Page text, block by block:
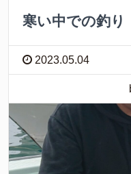
寒い中での釣り
2023.05.04